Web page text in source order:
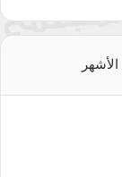
الأشهر